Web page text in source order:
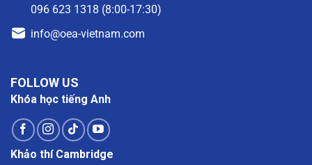
096 623 1318 (8:00-17:30)
info@oea-vietnam.com
FOLLOW US
Khóa học tiếng Anh
Khảo thí Cambridge